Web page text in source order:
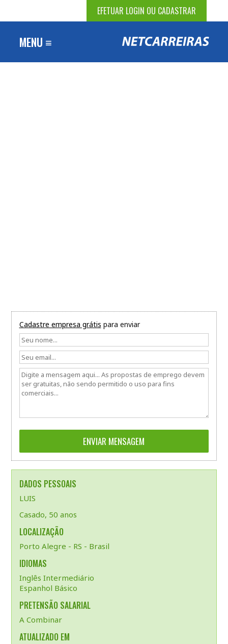
EFETUAR LOGIN OU CADASTRAR
MENU ≡
Cadastre empresa grátis para enviar
DADOS PESSOAIS
LUIS
Casado, 50 anos
LOCALIZAÇÃO
Porto Alegre - RS - Brasil
IDIOMAS
Inglês Intermediário
Espanhol Básico
PRETENSÃO SALARIAL
A Combinar
ATUALIZADO EM